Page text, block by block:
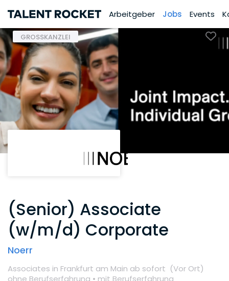
Arbeitgeber Jobs Events
GROSSKANZLEI
(Senior) Associate
(w/m/d) Corporate
Noerr
Associates in Frankfurt am Main ab sofort (Vor Ort)
ohne Berufserfahrung • mit Berufserfahrung